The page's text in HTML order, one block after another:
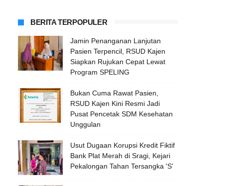
BERITA TERPOPULER
Jamin Penanganan Lanjutan
Pasien Terpencil, RSUD Kajen
Siapkan Rujukan Cepat Lewat
Program SPELING
Bukan Cuma Rawat Pasien,
RSUD Kajen Kini Resmi Jadi
Pusat Pencetak SDM Kesehatan
Unggulan
Usut Dugaan Korupsi Kredit Fiktif
Bank Plat Merah di Sragi, Kejari
Pekalongan Tahan Tersangka 'S'